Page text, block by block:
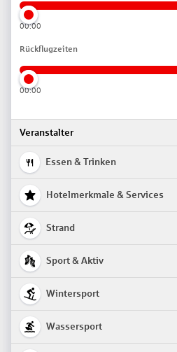
00:00
Rückflugzeiten
00:00
Veranstalter
Essen & Trinken
Hotelmerkmale & Services
Strand
Sport & Aktiv
Wintersport
Wassersport